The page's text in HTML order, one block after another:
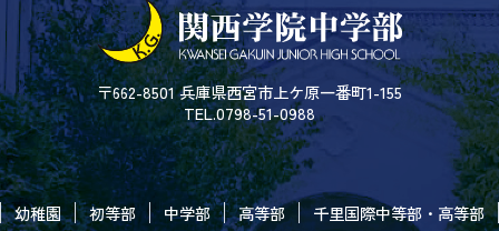
〒662-8501 兵庫県西宮市上ケ原一番町1-155
TEL.0798-51-0988
幼稚園 初等部 中学部 高等部 千里国際中等部・高等部